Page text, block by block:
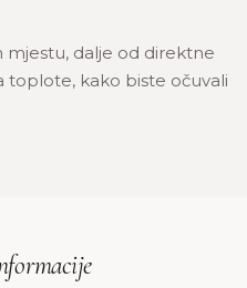
dalje od direktne
toplote, kako biste očuvali